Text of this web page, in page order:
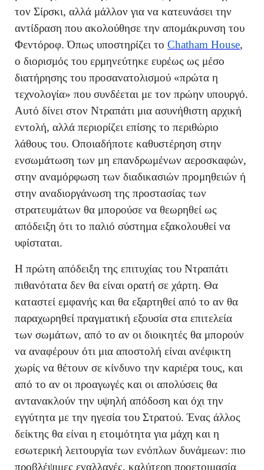
τον Σίρσκι, αλλά μάλλον για να κατευνάσει την
αντίδραση που ακολούθησε την απομάκρυνση του
Φεντόροφ. Όπως υποστηρίζει το Chatham House,
ο διορισμός του ερμηνεύτηκε ευρέως ως μέσο
διατήρησης του προσανατολισμού «πρώτα η
τεχνολογία» που συνδέεται με τον πρώην υπουργό.
Αυτό δίνει στον Ντραπάτι μια ασυνήθιστη αρχική
εντολή, αλλά περιορίζει επίσης το περιθώριο
λάθους του. Οποιαδήποτε καθυστέρηση στην
ενσωμάτωση των μη επανδρωμένων αεροσκαφών,
στην αναμόρφωση των διαδικασιών προμηθειών ή
στην αναδιοργάνωση της προστασίας των
στρατευμάτων θα μπορούσε να θεωρηθεί ως
απόδειξη ότι το παλιό σύστημα εξακολουθεί να
υφίσταται.
Η πρώτη απόδειξη της επιτυχίας του Ντραπάτι
πιθανότατα δεν θα είναι ορατή σε χάρτη. Θα
καταστεί εμφανής και θα εξαρτηθεί από το αν θα
παραχωρηθεί πραγματική εξουσία στα επιτελεία
των σωμάτων, από το αν οι διοικητές θα μπορούν
να αναφέρουν ότι μια αποστολή είναι ανέφικτη
χωρίς να θέτουν σε κίνδυνο την καριέρα τους, και
από το αν οι προαγωγές και οι απολύσεις θα
αντανακλούν την υψηλή απόδοση και όχι την
εγγύτητα με την ηγεσία του Στρατού. Ένας άλλος
δείκτης θα είναι η ετοιμότητα για μάχη και η
εσωτερική λειτουργία των ενόπλων δυνάμεων: πιο
προβλέψιμες εναλλαγές, καλύτερη προετοιμασία